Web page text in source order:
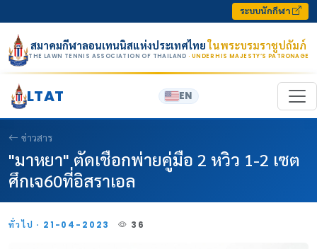
ระบบนักกีฬา
สมาคมกีฬาลอนเทนนิสแห่งประเทศไทยในพระบรมราชูปถัมภ์
THE LAWN TENNIS ASSOCIATION OF THAILAND · UNDER HIS MAJESTY’S PATRONAGE
LTAT EN
ข่าวสาร
"มาหยา" ตัดเชือกพ่ายคู่มือ 2 หวิว 1-2 เซต
ศึกเจ60ที่อิสราเอล
ทั่วไป · 21-04-2023 36